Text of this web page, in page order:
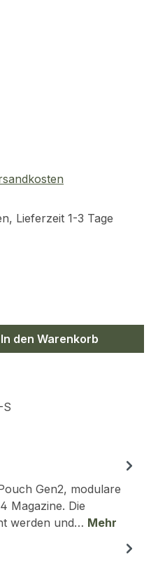
Lieferzeit 1-3 Tage
den
In den Warenkorb
S
Gen2, modulare
Magazine. Die
werden und… Mehr